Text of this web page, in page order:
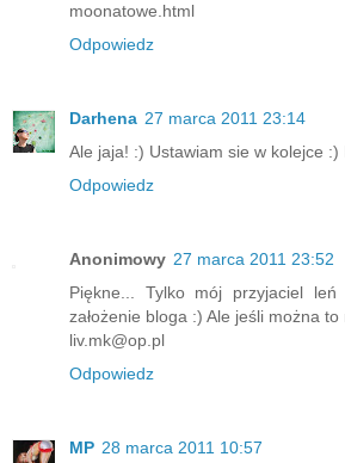
moonatowe.html
Odpowiedz
Darhena 27 marca 2011 23:14
Ale jaja! :) Ustawiam sie w kolejce
Odpowiedz
Anonimowy 27 marca 2011 23:52
Piękne... Tylko mój przyjaciel
założenie bloga :) Ale jeśli można
liv.mk@op.pl
Odpowiedz
MP 28 marca 2011 10:57